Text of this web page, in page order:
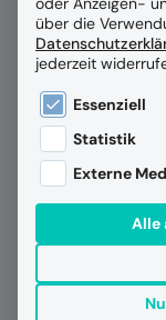
über die
jederzeit
Es folgt eine
Essenziell
Statistik
Externe
Alle